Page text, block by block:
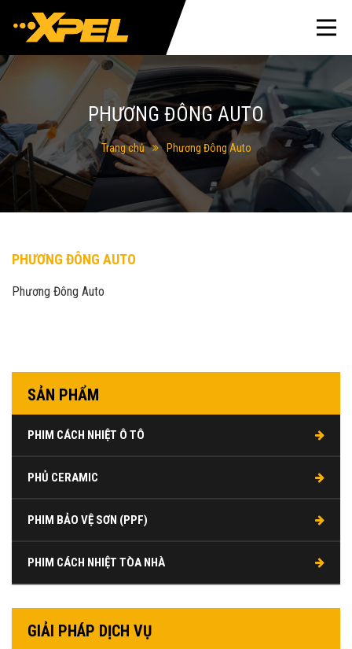
PHƯƠNG ĐÔNG AUTO
Trang chủ Phương Đông Auto
PHƯƠNG ĐÔNG AUTO
Phương Đông Auto
SẢN PHẨM
PHIM CÁCH NHIỆT Ô TÔ
PHỦ CERAMIC
PHIM BẢO VỆ SƠN (PPF)
PHIM CÁCH NHIỆT TÒA NHÀ
GIẢI PHÁP DỊCH VỤ